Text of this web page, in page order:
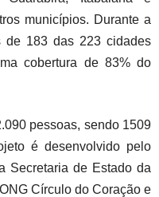
municípios. Durante a
de 183 das 223 cidades
cobertura de 83% do
pessoas, sendo 1509
é desenvolvido pelo
Secretaria de Estado da
Círculo do Coração e